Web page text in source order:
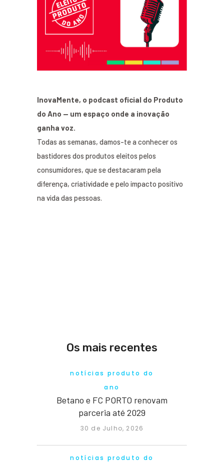
InovaMente, o podcast oficial do Produto
do Ano — um espaço onde a inovação
ganha voz.
Todas as semanas, damos-te a conhecer os
bastidores dos produtos eleitos pelos
consumidores, que se destacaram pela
diferença, criatividade e pelo impacto positivo
na vida das pessoas.
Os mais recentes
notícias produto do
ano
Betano e FC PORTO renovam
parceria até 2029
30 de Julho, 2026
notícias produto do